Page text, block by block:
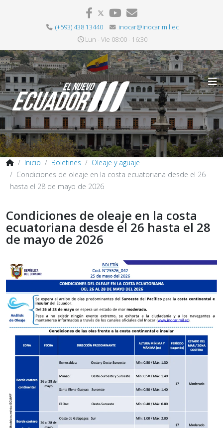
(+593) 438 13440
inocar@inocar.mil.ec
Lun - Vie 08:00 - 16:30
Inicio Boletines
Oleaje y aguaje
Condiciones de oleaje en la costa ecuatoriana desde el 26
hasta el 28 de mayo de 2026
Condiciones de oleaje en la costa
ecuatoriana desde el 26 hasta el 28
de mayo de 2026